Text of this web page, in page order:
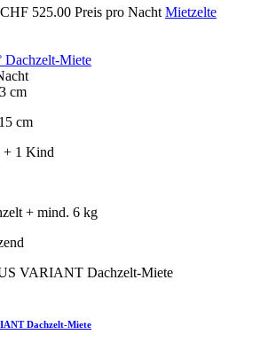
CHF 525.00 Preis pro Nacht Mietzelte
Dachzelt-Miete
cm
cm
+ 1 Kind
+ mind. 6 kg
Dachzelt-Miete